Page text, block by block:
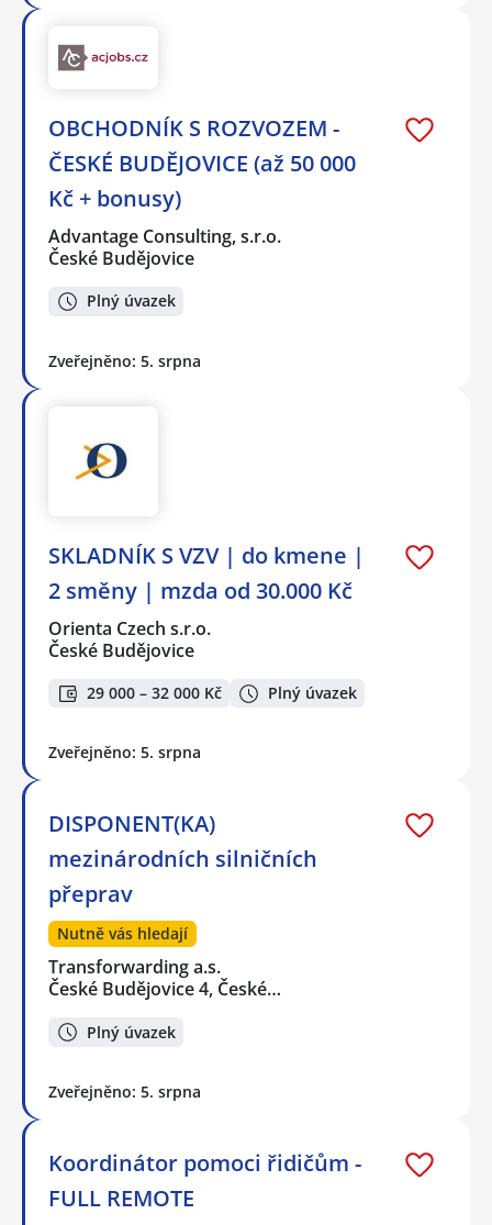
OBCHODNÍK S ROZVOZEM -
ČESKÉ BUDĚJOVICE (až 50 000
Kč + bonusy)
Advantage Consulting, s.r.o.
České Budějovice
Plný úvazek
Zveřejněno: 5. srpna
SKLADNÍK S VZV | do kmene |
2 směny | mzda od 30.000 Kč
Orienta Czech s.r.o.
České Budějovice
29 000 – 32 000 Kč Plný úvazek
Zveřejněno: 5. srpna
DISPONENT(KA)
mezinárodních silničních
přeprav
Nutně vás hledají
Transforwarding a.s.
České Budějovice 4, České…
Plný úvazek
Zveřejněno: 5. srpna
Koordinátor pomoci řidičům -
FULL REMOTE